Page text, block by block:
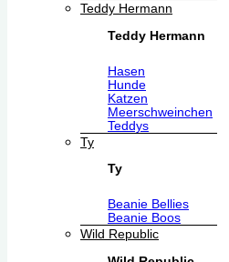
Teddy Hermann
Teddy Hermann
Hasen
Hunde
Katzen
Meerschweinchen
Teddys
Ty
Ty
Beanie Bellies
Beanie Boos
Wild Republic